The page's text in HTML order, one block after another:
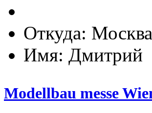
Откуда: Москва
Имя: Дмитрий
Modellbau messe